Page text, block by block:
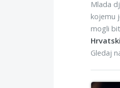
Mlada
kojemu
mogli
Gledaj